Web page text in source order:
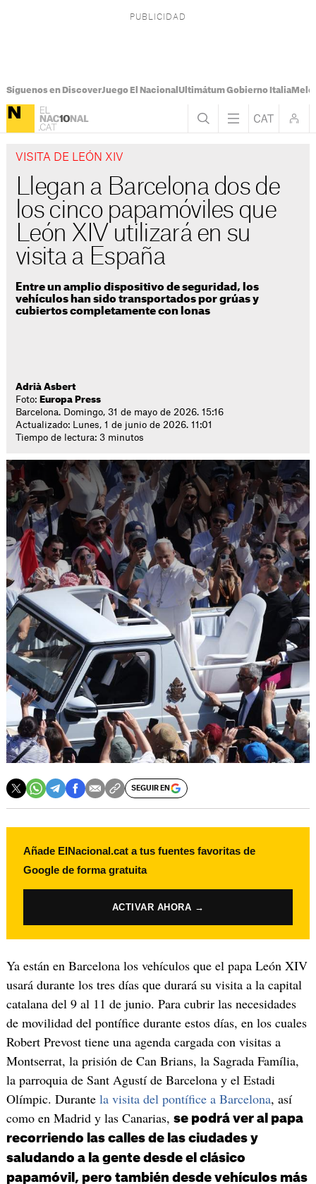
Síguenos en DiscoverJuego El Nacional Ultimátum Gobierno Italia
VISITA DE LEÓN XIV
Llegan a Barcelona dos de
los cinco papamóviles que
León XIV utilizará en su
visita a España
Entre un amplio dispositivo de seguridad, los
vehículos han sido transportados por grúas y
cubiertos completamente con lonas
Adrià Asbert
Foto: Europa Press
Barcelona. Domingo, 31 de mayo de 2026. 15:16
Actualizado: Lunes, 1 de junio de 2026. 11:01
Tiempo de lectura: 3 minutos
SEGUIR EN
Añade ElNacional.cat a tus fuentes favoritas de
Google de forma gratuita
ACTIVAR AHORA →
Ya están en Barcelona los vehículos que el papa León XIV
usará durante los tres días que durará su visita a la capital
catalana del 9 al 11 de junio. Para cubrir las necesidades
de movilidad del pontífice durante estos días, en los cuales
Robert Prevost tiene una agenda cargada con visitas a
Montserrat, la prisión de Can Brians, la Sagrada Família,
la parroquia de Sant Agustí de Barcelona y el Estadi
Olímpic. Durante la visita del pontífice a Barcelona, así
como en Madrid y las Canarias, se podrá ver al papa
recorriendo las calles de las ciudades y
saludando a la gente desde el clásico
papamóvil, pero también desde vehículos más